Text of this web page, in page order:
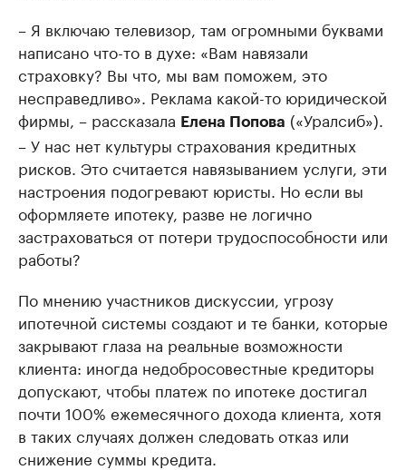
– Я включаю телевизор, там огромными буквами
написано что-то в духе: «Вам навязали
страховку? Вы что, мы вам поможем, это
несправедливо». Реклама какой-то юридической
фирмы, – рассказала Елена Попова («Уралсиб»).
– У нас нет культуры страхования кредитных
рисков. Это считается навязыванием услуги, эти
настроения подогревают юристы. Но если вы
оформляете ипотеку, разве не логично
застраховаться от потери трудоспособности или
работы?
По мнению участников дискуссии, угрозу
ипотечной системы создают и те банки, которые
закрывают глаза на реальные возможности
клиента: иногда недобросовестные кредиторы
допускают, чтобы платеж по ипотеке достигал
почти 100% ежемесячного дохода клиента, хотя
в таких случаях должен следовать отказ или
снижение суммы кредита.